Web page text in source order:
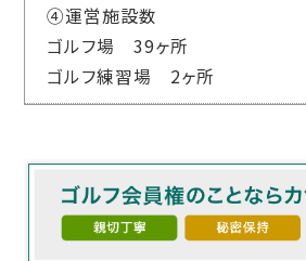
④運営施設数
ゴルフ場 39ヶ所
ゴルフ練習場 2ヶ所